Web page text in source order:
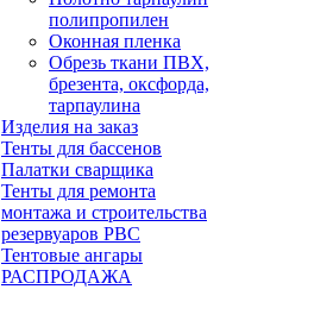
полипропилен
Оконная пленка
Обрезь ткани ПВХ,
брезента, оксфорда,
тарпаулина
Изделия на заказ
Тенты для бассенов
Палатки сварщика
Тенты для ремонта
монтажа и строительства
резервуаров РВС
Тентовые ангары
РАСПРОДАЖА